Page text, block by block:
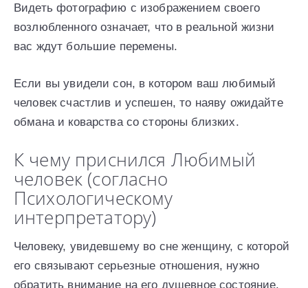
Видеть фотографию с изображением своего
возлюбленного означает, что в реальной жизни
вас ждут большие перемены.
Если вы увидели сон, в котором ваш любимый
человек счастлив и успешен, то наяву ожидайте
обмана и коварства со стороны близких.
К чему приснился Любимый
человек (согласно
Психологическому
интерпретатору)
Человеку, увидевшему во сне женщину, с которой
его связывают серьезные отношения, нужно
обратить внимание на его душевное состояние.